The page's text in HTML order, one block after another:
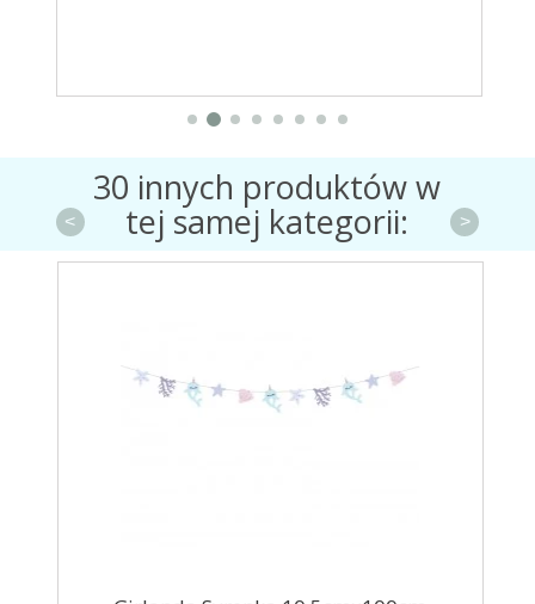
30 innych produktów w
tej samej kategorii:
< >